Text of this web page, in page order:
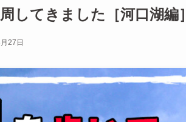
してきました［河口湖編］
27日